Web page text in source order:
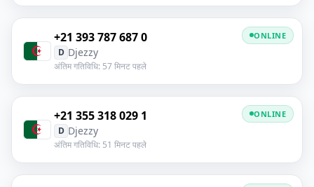
+21 393 787 687 0
D Djezzy
अंतिम गतिविधि: 57 मिनट पहले
ONLINE
+21 355 318 029 1
D Djezzy
अंतिम गतिविधि: 51 मिनट पहले
ONLINE